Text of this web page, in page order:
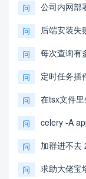
问 公司内网部
问 后端安装失
问 每次查询有
问 定时任务插
问 在tsx文件
问 celery -A
问 加群进不去
问 求助大佬宝